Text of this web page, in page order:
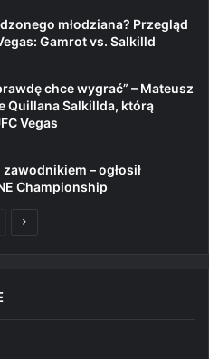
młodziana? Przegląd
Gamrot vs. Salkilld
chce wygrać” – Mateusz
Quillana Salkillda, którą
Vegas
– ogłosił
Championship
Następna